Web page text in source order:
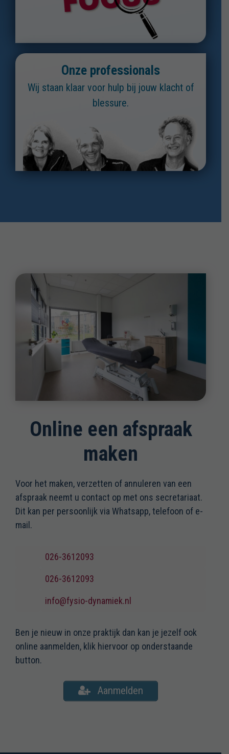
Onze professionals
Wij staan klaar voor hulp bij jouw klacht of
blessure.
Online een afspraak
maken
Voor het maken, verzetten of annuleren van een
afspraak neemt u contact op met ons secretariaat.
Dit kan per persoonlijk via Whatsapp, telefoon of e-
mail.
026-3612093
026-3612093
info@fysio-dynamiek.nl
Ben je nieuw in onze praktijk dan kan je jezelf ook
online aanmelden, klik hiervoor op onderstaande
button.
Aanmelden